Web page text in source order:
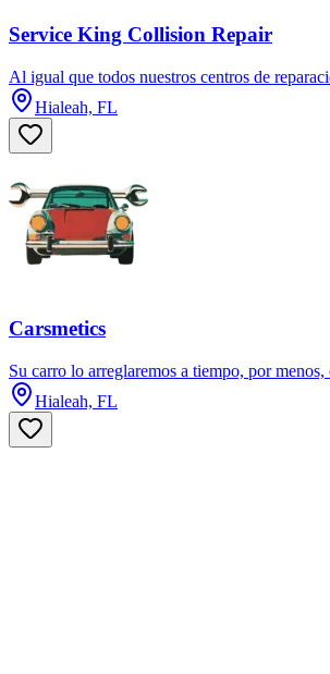
Service King Collision Repair
Al igual que todos nuestros centros de
Hialeah, FL
Carsmetics
Su carro lo arreglaremos a tiempo, por
Hialeah, FL